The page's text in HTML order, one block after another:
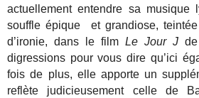
actuellement entendre sa musique
souffle épique et grandiose,
d’ironie, dans le filmLe Jour J
digressions pour vous dire qu’ici
fois de plus, elle apporte un
reflète judicieusement celle de